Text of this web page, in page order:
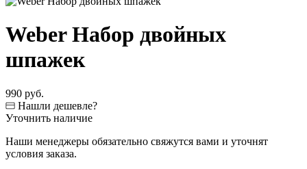
Weber Набор двойных
шпажек
990 руб.
Нашли дешевле?
Уточнить наличие
Наши менеджеры обязательно свяжутся вами и уточнят
условия заказа.